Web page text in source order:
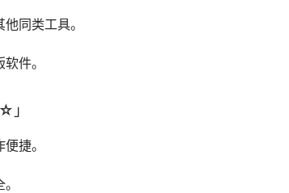
同类工具。
件。
」
捷。